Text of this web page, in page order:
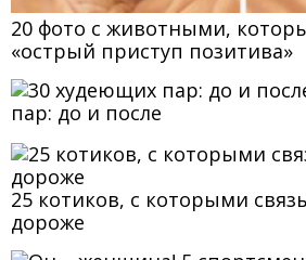
20 фото с животными,
«острый приступ позитива»
пар: до и после
25 котиков, с которыми
дороже